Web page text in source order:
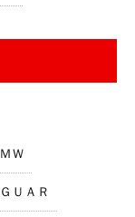
Ｗ
ＵＡＲ